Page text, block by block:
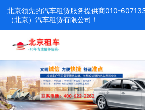
北京领先的汽车租赁服务提供商010-
（北京）汽车租赁有限公司！